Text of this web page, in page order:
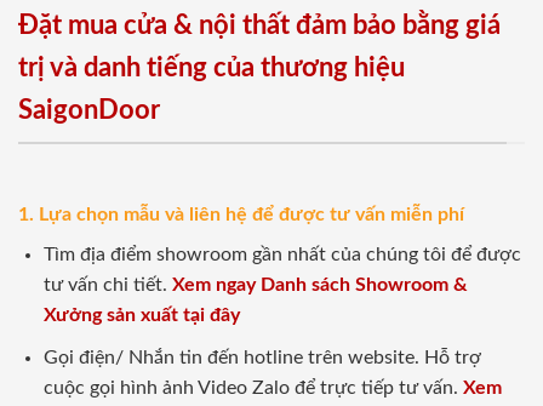
Đặt mua cửa & nội thất đảm bảo bằng giá
trị và danh tiếng của thương hiệu
SaigonDoor
1. Lựa chọn mẫu và liên hệ để được tư vấn miễn phí
Tìm địa điểm showroom gần nhất của chúng tôi để được
tư vấn chi tiết. Xem ngay Danh sách Showroom &
Xưởng sản xuất tại đây
Gọi điện/ Nhắn tin đến hotline trên website. Hỗ trợ
cuộc gọi hình ảnh Video Zalo để trực tiếp tư vấn. Xem